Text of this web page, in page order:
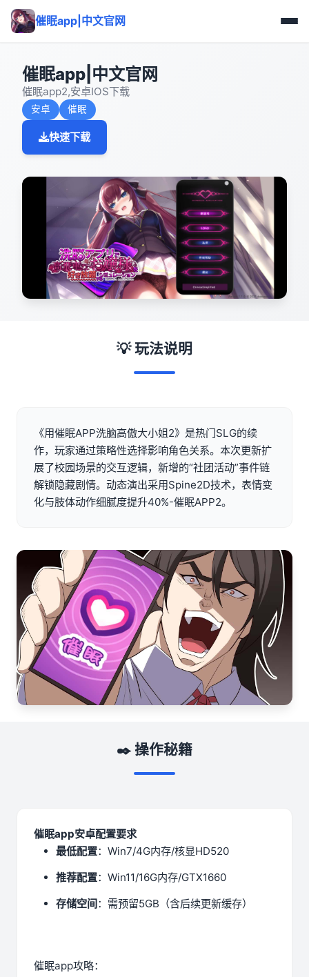
催眠app|中文官网
催眠app|中文官网
催眠app2,安卓IOS下载
安卓 催眠
快速下载
💡 玩法说明
《用催眠APP洗脑高傲大小姐2》是热门SLG的续
作，玩家通过策略性选择影响角色关系。本次更新扩
展了校园场景的交互逻辑，新增的“社团活动”事件链
解锁隐藏剧情。动态演出采用Spine2D技术，表情变
化与肢体动作细腻度提升40%-催眠APP2。
✒️ 操作秘籍
催眠app安卓配置要求
​最低配置​​：Win7/4G内存/核显HD520
​推荐配置​​：Win11/16G内存/GTX1660
​存储空间​​：需预留5GB（含后续更新缓存）
催眠app攻略：